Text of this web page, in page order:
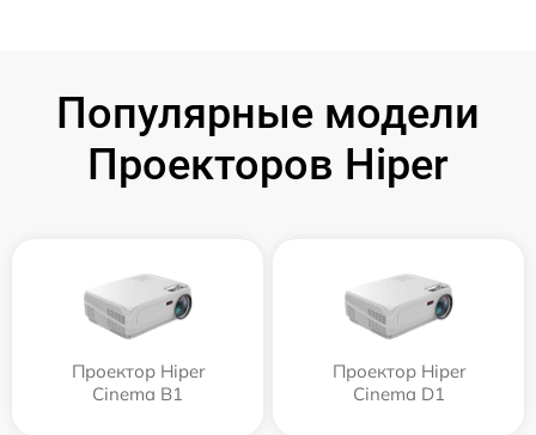
Популярные модели
Проекторов Hiper
Проектор Hiper
Cinema B1
Проектор Hiper
Cinema D1